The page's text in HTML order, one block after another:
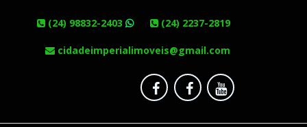
(24) 98832-2403 (24) 2237-2819
cidadeimperialimoveis@gmail.com